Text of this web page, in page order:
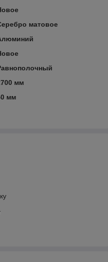
матовое
мм
мм